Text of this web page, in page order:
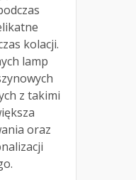
kolacji.
lamp
z takimi
oraz